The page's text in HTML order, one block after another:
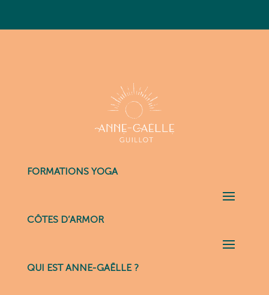
FORMATIONS YOGA
CÔTES D’ARMOR
QUI EST ANNE-GAËLLE ?